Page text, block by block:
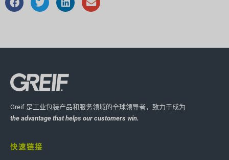
Greif 是工业包装产品和服务领域的全球领导者，致力于成为
the advantage that helps our customers win.
快速链接